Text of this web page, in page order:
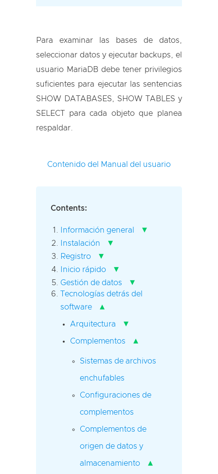
Para examinar las bases de datos,
seleccionar datos y ejecutar backups, el
usuario MariaDB debe tener privilegios
suficientes para ejecutar las sentencias
SHOW DATABASES
SHOW TABLES y
SELECT
para cada objeto que planea
respaldar.
Contenido del Manual del usuario
Contents:
Información general ▾
Instalación ▾
Registro ▾
Inicio rápido ▾
Gestión de datos ▾
Tecnologías detrás del
software
▴
Arquitectura ▾
Complementos ▴
Sistemas de archivos
enchufables
Configuraciones de
complementos
Complementos de
origen de datos y
almacenamiento ▴